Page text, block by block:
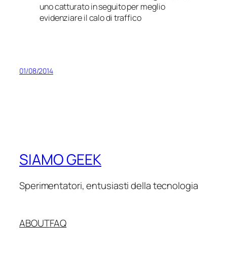
uno catturato in seguito per meglio
evidenziare il calo di traffico
01/08/2014
SIAMO GEEK
Sperimentatori, entusiasti della tecnologia
ABOUTFAQ